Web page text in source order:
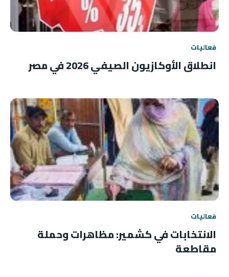
فعاليات
انطلاق الأوكازيون الصيفي 2026 في مصر
فعاليات
الانتخابات في كشمير: مظاهرات وحملة
مقاطعة